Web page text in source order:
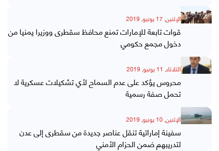
الإثنين, 17 يونيو, 2019
قوات تابعة للإمارات تمنع محافظ سقطرى ووزيرا يمنيا من
دخول مجمع حكومي
الثلاثاء, 11 يونيو, 2019
محروس يؤكد على عدم السماح لأي تشكيلات عسكرية لا
تحمل صفة رسمية
الإثنين, 10 يونيو, 2019
سفينة إماراتية تنقل عناصر جديدة من سقطرى إلى عدن
لتدريبهم ضمن الحزام الأمني